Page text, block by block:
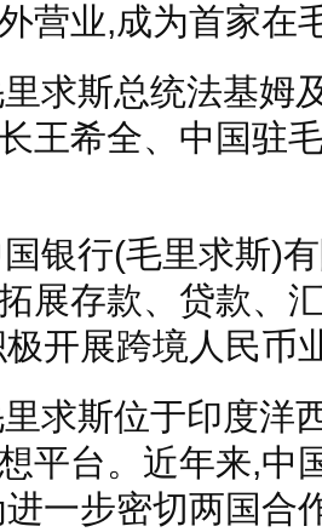
营业,成为首家在
求斯总统法基姆
王希全、中国驻
银行(毛里求斯)
展存款、贷款、
开展跨境人民币
求斯位于印度洋
平台。近年来,中
一步密切两国合